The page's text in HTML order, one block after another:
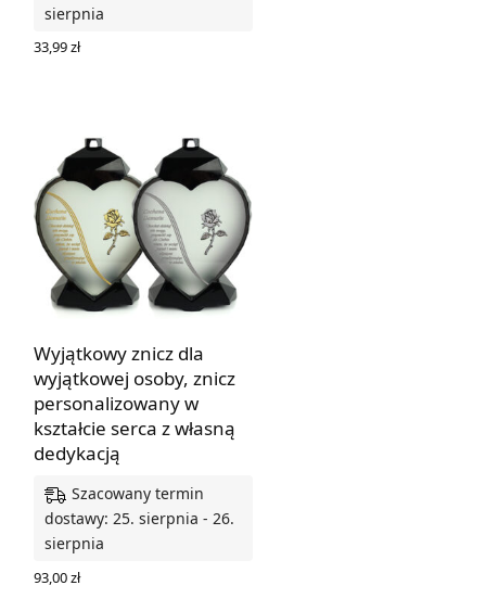
sierpnia
33,99zł
Wyjątkowy znicz dla
wyjątkowej osoby, znicz
personalizowany w
kształcie serca z własną
dedykacją
Szacowany termin
dostawy: 25. sierpnia - 26.
sierpnia
93,00zł